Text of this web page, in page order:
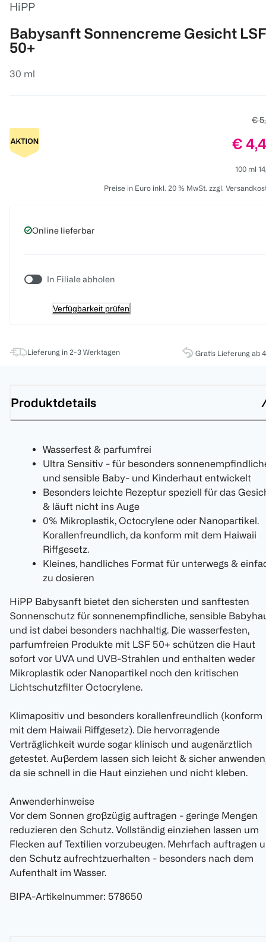
HiPP
Babysanft Sonnencreme Gesicht LSF
50+
30 ml
€
€
100 ml
Preise in Euro inkl. 20 % MwSt. zzgl.
Online lieferbar
In Filiale abholen
Verfügbarkeit prüfen
Lieferung in 2-3 Werktagen Gratis Lieferung ab
Produktdetails
Wasserfest & parfumfrei
Ultra Sensitiv - für besonders
und sensible Baby- und Kinderhaut entwickelt
Besonders leichte Rezeptur speziell für das
& läuft nicht ins Auge
0% Mikroplastik, Octocrylene oder Nanopartikel.
Korallenfreundlich, da konform mit dem Haiwaii
Riffgesetz.
Kleines, handliches Format für unterwegs &
zu dosieren
HiPP Babysanft bietet den sichersten und sanftesten
Sonnenschutz für sonnenempfindliche, sensible
und ist dabei besonders nachhaltig. Die wasserfesten,
parfumfreien Produkte mit LSF 50+ schützen die Haut
sofort vor UVA und UVB-Strahlen und enthalten weder
Mikroplastik oder Nanopartikel noch den kritischen
Lichtschutzfilter Octocrylene.
Klimapositiv und besonders korallenfreundlich (konform
mit dem Haiwaii Riffgesetz). Die hervorragende
Verträglichkeit wurde sogar klinisch und augenärztlich
getestet. Außerdem lassen sich leicht & sicher
da sie schnell in die Haut einziehen und nicht kleben.
Anwenderhinweise
Vor dem Sonnen großzügig auftragen - geringe Mengen
reduzieren den Schutz. Vollständig einziehen lassen um
Flecken auf Textilien vorzubeugen. Mehrfach auftragen
den Schutz aufrechtzuerhalten - besonders nach dem
Aufenthalt im Wasser.
BIPA-Artikelnummer: 578650